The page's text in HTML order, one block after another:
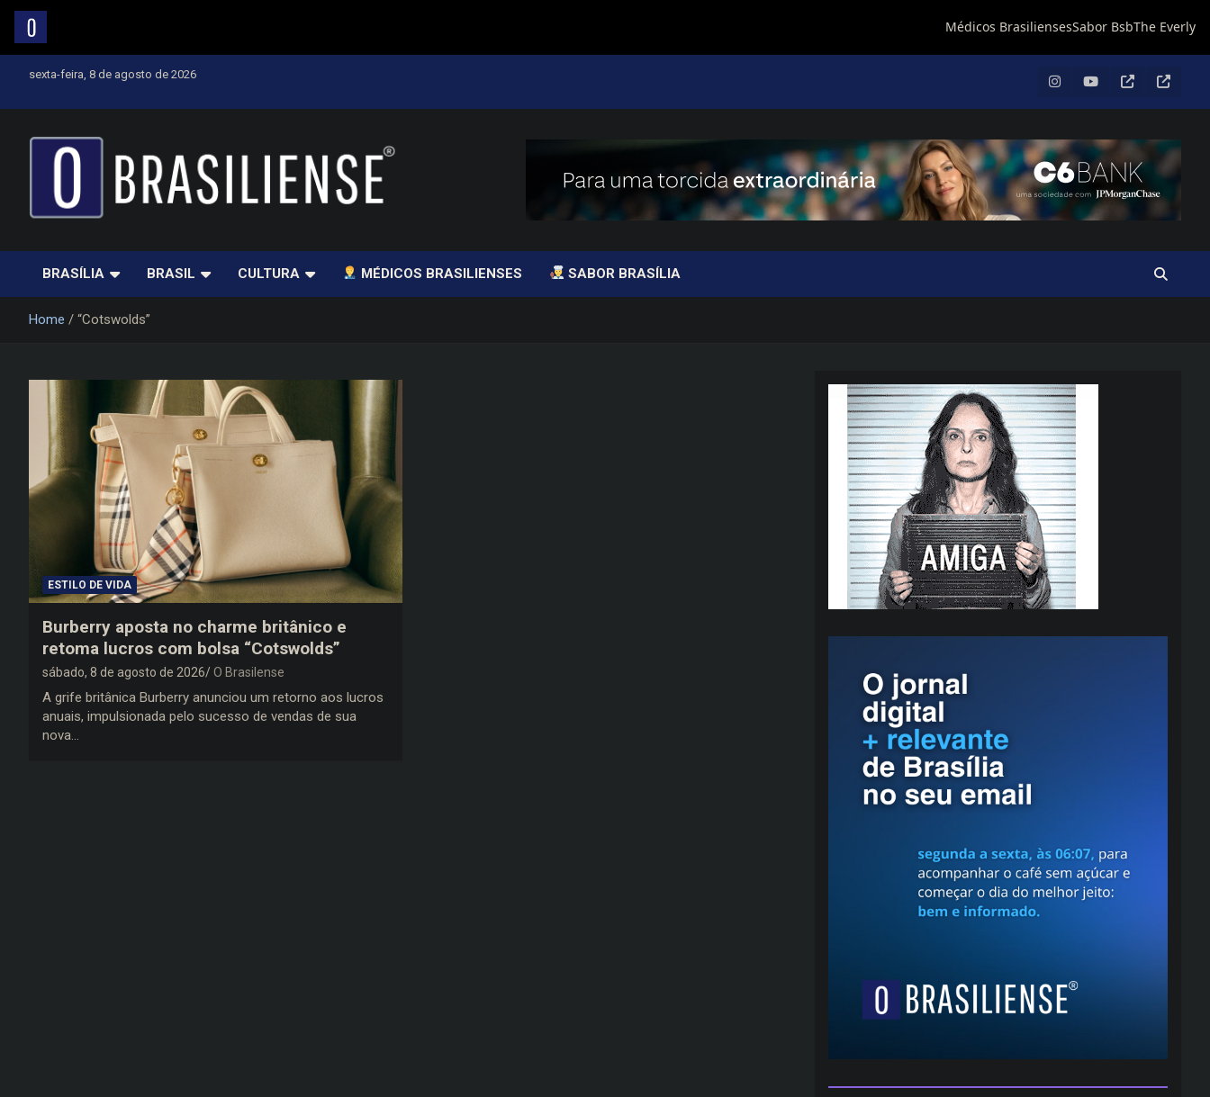
sexta-feira, 8 de agosto de 2026
BRASÍLIA BRASIL CULTURA MÉDICOS BRASILIENSES SABOR BRASÍLIA
Home “Cotswolds”
ESTILO DE VIDA
Burberry aposta no charme britânico e
retoma lucros com bolsa “Cotswolds”
sábado, 8 de agosto de 2026 O Brasilense
A grife britânica Burberry anunciou um retorno aos lucros
anuais, impulsionada pelo sucesso de vendas de sua
nova…